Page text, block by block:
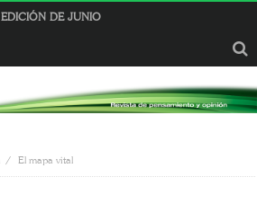
EDICIÓN DE JUNIO
El mapa vital